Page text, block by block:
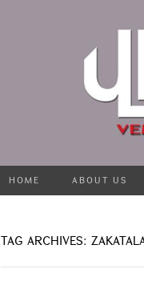
HOME ABOUT US
TAG ARCHIVES: